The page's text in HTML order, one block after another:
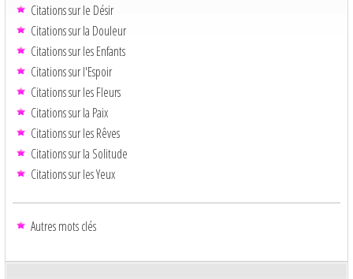
Citations sur le Désir
Citations sur la Douleur
Citations sur les Enfants
Citations sur l'Espoir
Citations sur les Fleurs
Citations sur la Paix
Citations sur les Rêves
Citations sur la Solitude
Citations sur les Yeux
Autres mots clés